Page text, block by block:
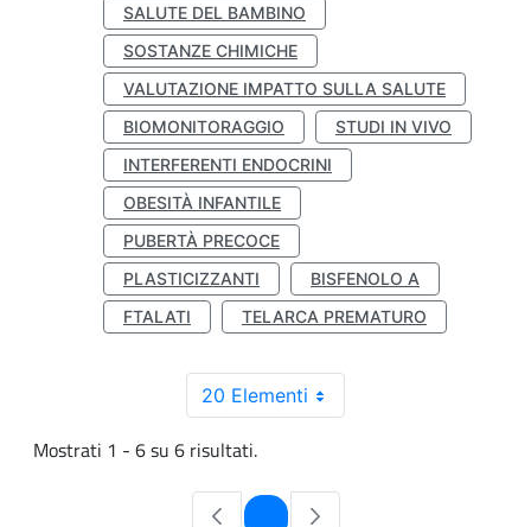
SALUTE DEL BAMBINO
SOSTANZE CHIMICHE
VALUTAZIONE IMPATTO SULLA SALUTE
BIOMONITORAGGIO
STUDI IN VIVO
INTERFERENTI ENDOCRINI
OBESITÀ INFANTILE
PUBERTÀ PRECOCE
PLASTICIZZANTI
BISFENOLO A
FTALATI
TELARCA PREMATURO
20 Elementi
Mostrati 1 - 6 su 6 risultati.
Pagina